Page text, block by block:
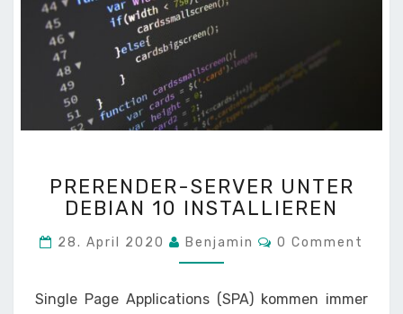
SERVER
UNTER
10
INSTALLIEREN
PRERENDER-SERVER UNTER
DEBIAN 10 INSTALLIEREN
28. April 2020 Benjamin Comments
0 Comment
Single Page Applications (SPA) kommen immer